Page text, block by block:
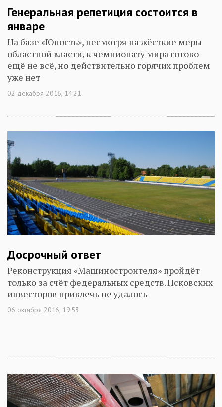
Генеральная репетиция состоится в
январе
На базе «Юность», несмотря на жёсткие меры
областной власти, к чемпионату мира готово
ещё не всё, но действительно горячих проблем
уже нет
02 декабря 2016, 14:21
Досрочный ответ
Реконструкция «Машиностроителя» пройдёт
только за счёт федеральных средств. Псковских
инвесторов привлечь не удалось
06 октября 2016, 19:53